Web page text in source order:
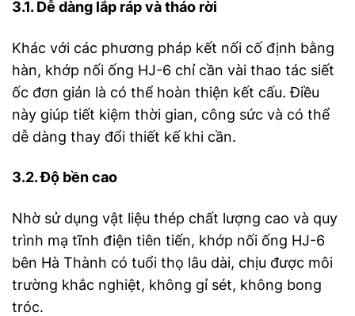
3.1. Dễ dàng lắp ráp và tháo rời
Khác với các phương pháp kết nối cố định bằng
hàn, khớp nối ống HJ-6 chỉ cần vài thao tác siết
ốc đơn giản là có thể hoàn thiện kết cấu. Điều
này giúp tiết kiệm thời gian, công sức và có thể
dễ dàng thay đổi thiết kế khi cần.
3.2. Độ bền cao
Nhờ sử dụng vật liệu thép chất lượng cao và quy
trình mạ tĩnh điện tiên tiến, khớp nối ống HJ-6
bên Hà Thành có tuổi thọ lâu dài, chịu được môi
trường khắc nghiệt, không gỉ sét, không bong
tróc.